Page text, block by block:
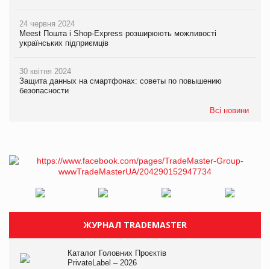
24 червня 2024
Meest Пошта і Shop-Express розширюють можливості
українських підприємців
30 квітня 2024
Защита данных на смартфонах: советы по повышению
безопасности
Всі новини
ЖУРНАЛ TRADEMASTER
Каталог Головних Проєктів
PrivateLabel – 2026